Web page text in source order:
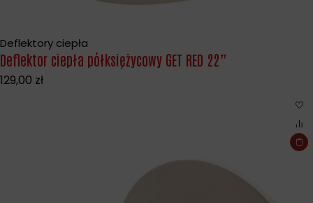
Deflektory ciepła
Deflektor ciepła półksiężycowy GET RED 22”
129,00 zł